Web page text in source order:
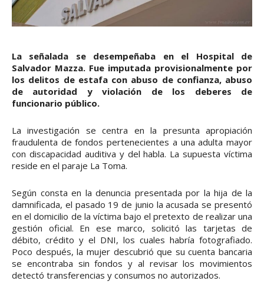
La señalada se desempeñaba en el Hospital de
Salvador Mazza. Fue imputada provisionalmente por
los delitos de estafa con abuso de confianza, abuso
de autoridad y violación de los deberes de
funcionario público.
La investigación se centra en la presunta apropiación
fraudulenta de fondos pertenecientes a una adulta mayor
con discapacidad auditiva y del habla. La supuesta víctima
reside en el paraje La Toma.
Según consta en la denuncia presentada por la hija de la
damnificada, el pasado 19 de junio la acusada se presentó
en el domicilio de la víctima bajo el pretexto de realizar una
gestión oficial. En ese marco, solicitó las tarjetas de
débito, crédito y el DNI, los cuales habría fotografiado.
Poco después, la mujer descubrió que su cuenta bancaria
se encontraba sin fondos y al revisar los movimientos
detectó transferencias y consumos no autorizados.